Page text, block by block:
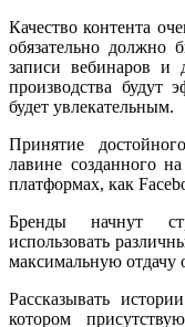
Качество контента
обязательно должно
записи вебинаров и
производства будут
будет увлекательным.
Принятие
лавине созданного
платформах, как
Бренды начнут
использовать
максимальную отдачу
Рассказывать
котором